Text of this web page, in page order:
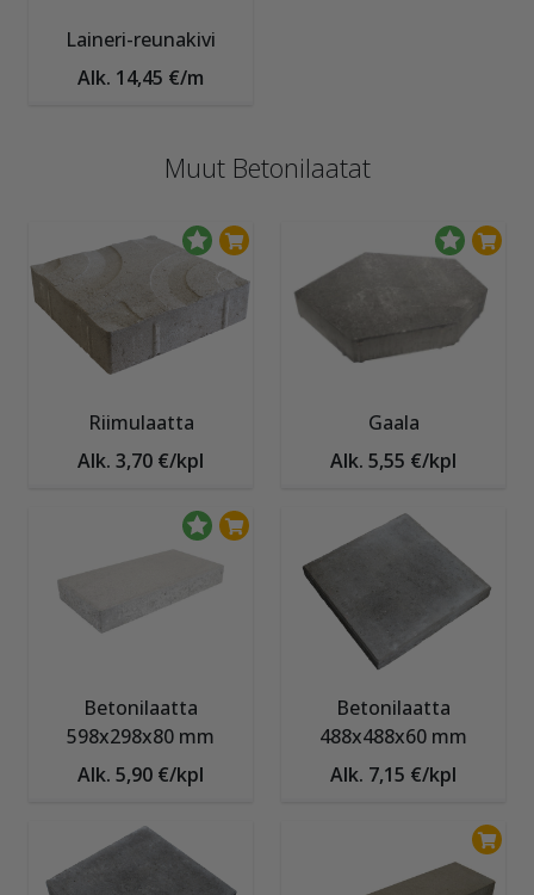
Laineri-reunakivi
Alk. 14,45 €/m
Muut Betonilaatat
Riimulaatta
Alk. 3,70 €/kpl
Gaala
Alk. 5,55 €/kpl
Betonilaatta
598x298x80 mm
Alk. 5,90 €/kpl
Betonilaatta
488x488x60 mm
Alk. 7,15 €/kpl